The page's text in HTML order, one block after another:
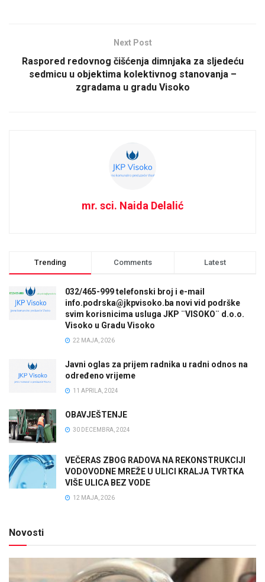
Next Post
Raspored redovnog čišćenja dimnjaka za sljedeću
sedmicu u objektima kolektivnog stanovanja –
zgradama u gradu Visoko
mr. sci. Naida Delalić
Trending Comments Latest
032/465-999 telefonski broj i e-mail
info.podrska@jkpvisoko.ba novi vid podrške
svim korisnicima usluga JKP ¨VISOKO¨ d.o.o.
Visoko u Gradu Visoko
22 MAJA, 2026
Javni oglas za prijem radnika u radni odnos na
određeno vrijeme
11 APRILA, 2024
OBAVJEŠTENJE
30 DECEMBRA, 2024
VEČERAS ZBOG RADOVA NA REKONSTRUKCIJI
VODOVODNE MREŽE U ULICI KRALJA TVRTKA
VIŠE ULICA BEZ VODE
12 MAJA, 2026
Novosti